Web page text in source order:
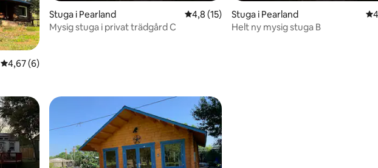
4,67 av 5 i genomsnittligt betyg, 6 omdömen
4,67 (6)
Stuga i Pearland 4,8 av 5 i genomsnittligt betyg, 15 omdömen
4,8 (15)
Mysig stuga i privat trädgård C
Stuga i Pearland
Helt ny mysig stuga B